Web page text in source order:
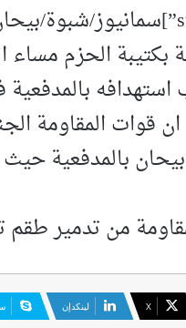
بكتيبة الحزم
استهدافه
قوات المقاومة
بيحان بالمدفعية
من تدمير طقم
‫X لينكدإن